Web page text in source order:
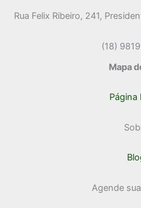
Rua Felix Ribeiro, 241,
(18)
Mapa
Página
Agende